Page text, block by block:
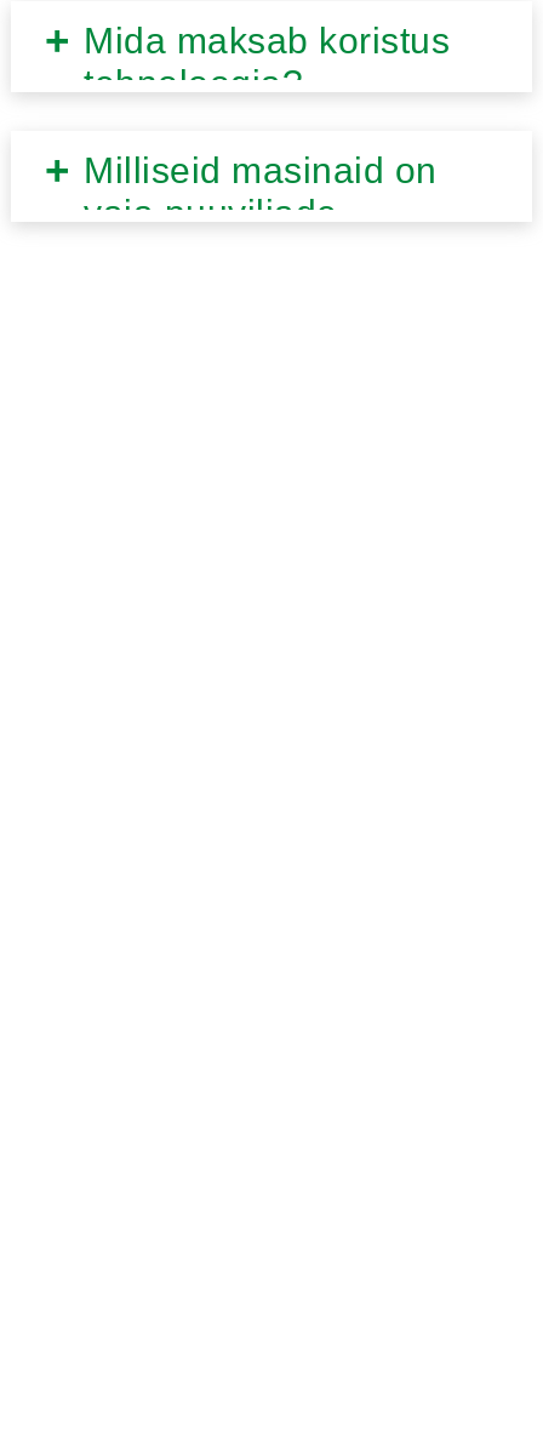
Mida maksab koristus
tehnoloogia?
Milliseid masinaid on
vaja puuviljade